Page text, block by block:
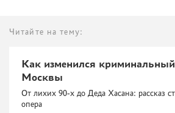
Читайте на тему:
Как изменился
Москвы
От лихих 90-х до Деда Хасана: рассказ
опера